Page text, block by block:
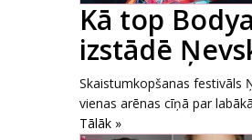
Kā top
izstādē
Skaistumkopšanas festivāls
vienas arēnas cīņā par
Tālāk »